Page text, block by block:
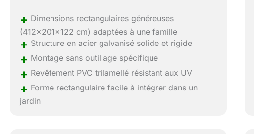
+ Dimensions rectangulaires généreuses
(412x201x122 cm) adaptées à une famille
+ Structure en acier galvanisé solide et rigide
+ Montage sans outillage spécifique
+ Revêtement PVC trilamellé résistant aux UV
+ Forme rectangulaire facile à intégrer dans un
jardin